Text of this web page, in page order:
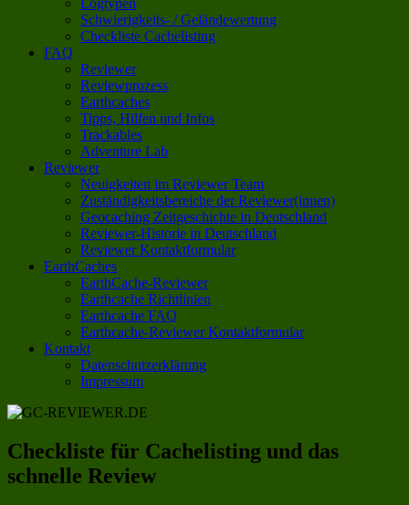
Logtypen
Schwierigkeits- / Geländewertung
Checkliste Cachelisting
FAQ
Reviewer
Reviewprozess
Earthcaches
Tipps, Hilfen und Infos
Trackables
Adventure Lab
Reviewer
Neuigkeiten im Reviewer Team
Zuständigkeitsbereiche der Reviewer(innen)
Geocaching Zeitgeschichte in Deutschland
Reviewer-Historie in Deutschland
Reviewer Kontaktformular
EarthCaches
EarthCache-Reviewer
Earthcache Richtlinien
Earthcache FAQ
Earthcache-Reviewer Kontaktformular
Kontakt
Datenschutzerklärung
Impressum
Checkliste für Cachelisting und das
schnelle Review